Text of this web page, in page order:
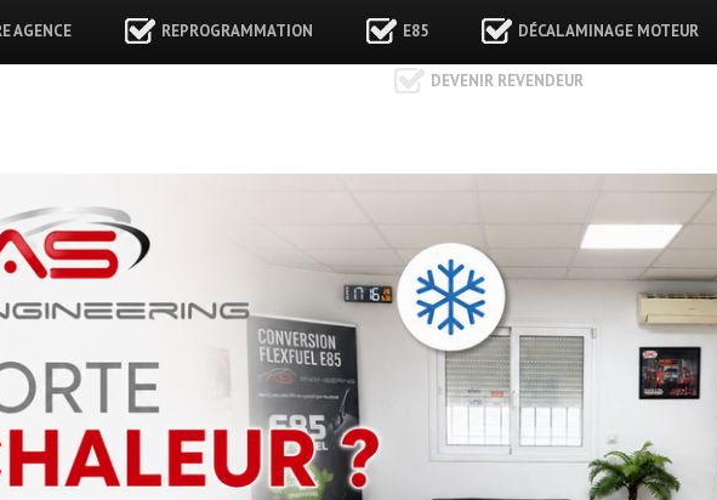
AGENCE REPROGRAMMATION E85 DÉCALAMINAGE MOTEUR
DEVENIR REVENDEUR